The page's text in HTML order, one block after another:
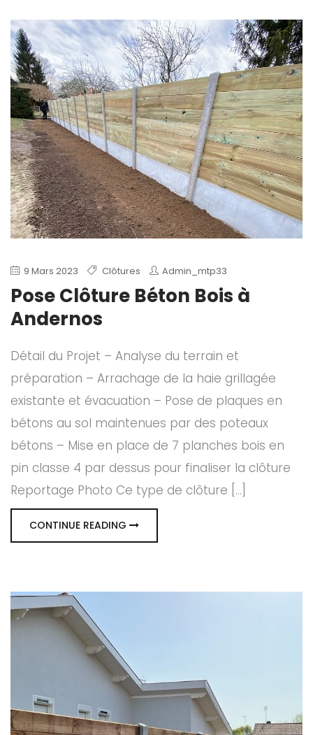
9 Mars 2023 Clôtures Admin_mtp33
Pose Clôture Béton Bois à
Andernos
Détail du Projet – Analyse du terrain et
préparation – Arrachage de la haie grillagée
existante et évacuation – Pose de plaques en
bétons au sol maintenues par des poteaux
bétons – Mise en place de 7 planches bois en
pin classe 4 par dessus pour finaliser la clôture
Reportage Photo Ce type de clôture [...]
CONTINUE READING